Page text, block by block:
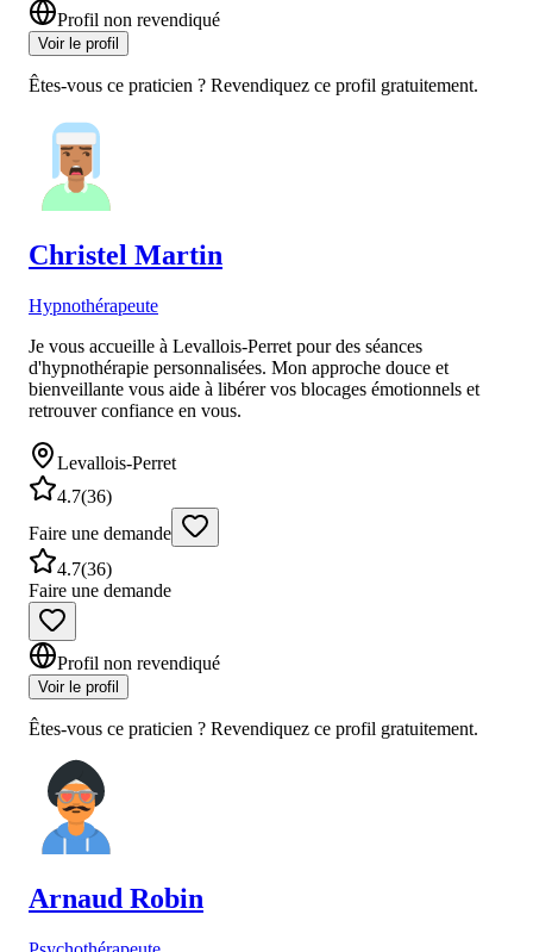
Profil non revendiqué
Voir le profil
Êtes-vous ce praticien ? Revendiquez ce profil gratuitement.
Christel Martin
Hypnothérapeute
Je vous accueille à Levallois-Perret pour des séances
d'hypnothérapie personnalisées. Mon approche douce et
bienveillante vous aide à libérer vos blocages émotionnels et
retrouver confiance en vous.
Levallois-Perret
4.7(36)
Faire une demande
4.7(36)
Faire une demande
Profil non revendiqué
Voir le profil
Êtes-vous ce praticien ? Revendiquez ce profil gratuitement.
Arnaud Robin